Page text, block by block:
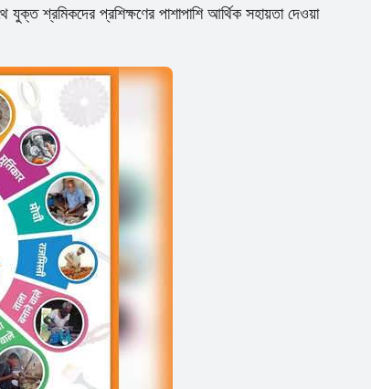
শ্রমিকদের প্রশিক্ষণের পাশাপাশি আর্থিক সহায়তা দেওয়া